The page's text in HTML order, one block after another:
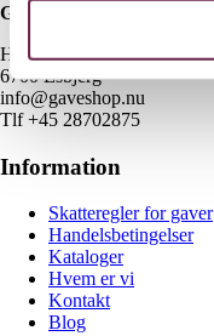
Gaveshop.nu
H E Bluhmes Vej 53
6700 Esbjerg
info@gaveshop.nu
Tlf +45 28702875
Information
Skatteregler for gaver
Handelsbetingelser
Kataloger
Hvem er vi
Kontakt
Blog